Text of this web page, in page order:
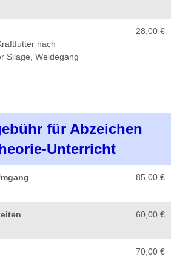
nach
Silage, Weidegang
28,00 €
für Abzeichen
Unterricht
85,00 €
60,00 €
70,00 €